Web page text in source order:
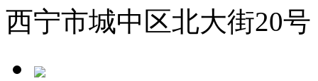
西宁市城中区北大街20